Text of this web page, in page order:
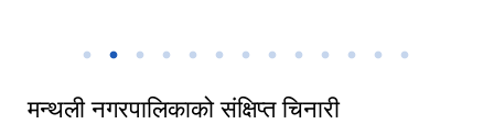
मन्थली नगरपालिकाको संक्षिप्त चिनारी